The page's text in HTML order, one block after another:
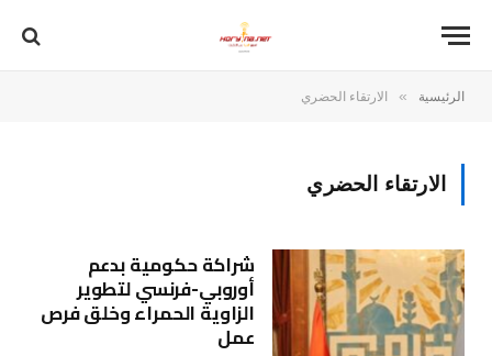
الرئيسية » الارتقاء الحضري
الارتقاء الحضري
شراكة حكومية بدعم
أوروبي-فرنسي لتطوير
الزاوية الحمراء وخلق فرص
عمل